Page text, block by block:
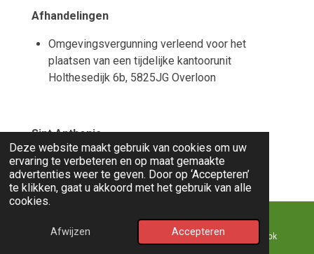
Deze website maakt gebruik van cookies om uw
ervaring te verbeteren en op maat gemaakte
advertenties weer te geven. Door op ‘Accepteren’
te klikken, gaat u akkoord met het gebruik van alle
cookies.
Afwijzen Accepteren
Afhandelingen
Omgevingsvergunning verleend voor het
plaatsen van een tijdelijke kantoorunit
Holthesedijk 6b, 5825JG Overloon
Sint Anthonis
| Omgevingsvergunningen
Aanvragen
Aanvraag omgevingsvergunning voor het
vergroten van een woonhuis Bremheuvel 10,
E-mailadres Kaart Facebook